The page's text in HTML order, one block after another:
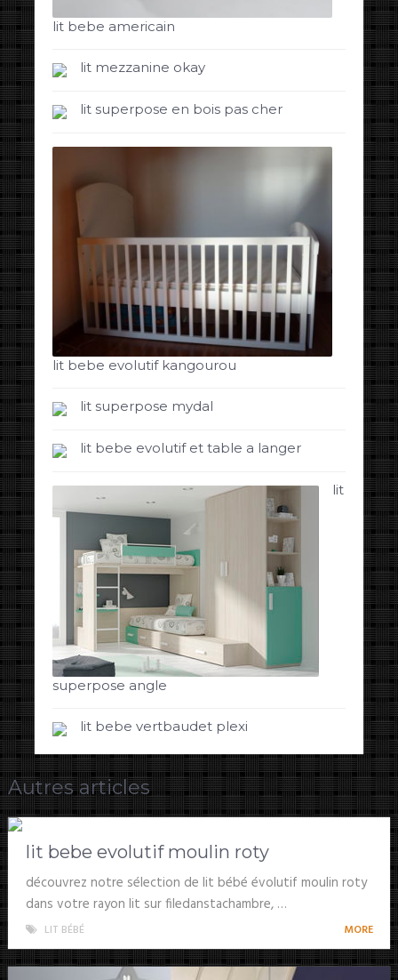
lit bebe americain
lit mezzanine okay
lit superpose en bois pas cher
lit bebe evolutif kangourou
lit superpose mydal
lit bebe evolutif et table a langer
lit
superpose angle
lit bebe vertbaudet plexi
Autres articles
lit bebe evolutif moulin roty
découvrez notre sélection de lit bébé évolutif moulin roty
dans votre rayon lit sur filedanstachambre, …
LIT BÉBÉ MORE